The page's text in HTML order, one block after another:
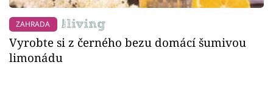
ZAHRADA
Vyrobte si z černého bezu domácí šumivou
limonádu